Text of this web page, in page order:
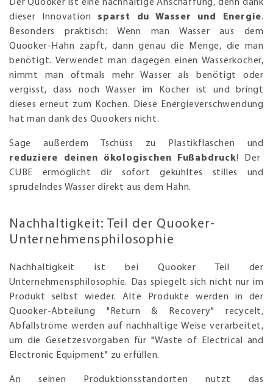
Der Quooker ist eine nachhaltige Anschaffung, denn dank
dieser Innovation sparst du Wasser und Energie.
Besonders praktisch: Wenn man Wasser aus dem
Quooker-Hahn zapft, dann genau die Menge, die man
benötigt. Verwendet man dagegen einen Wasserkocher,
nimmt man oftmals mehr Wasser als benötigt oder
vergisst, dass noch Wasser im Kocher ist und bringt
dieses erneut zum Kochen. Diese Energieverschwendung
hat man dank des Quookers nicht.
Sage außerdem Tschüss zu Plastikflaschen und
reduziere deinen ökologischen Fußabdruck! Der
CUBE ermöglicht dir sofort gekühltes stilles und
sprudelndes Wasser direkt aus dem Hahn.
Nachhaltigkeit: Teil der Quooker-
Unternehmensphilosophie
Nachhaltigkeit ist bei Quooker Teil der
Unternehmensphilosophie. Das spiegelt sich nicht nur im
Produkt selbst wieder. Alte Produkte werden in der
Quooker-Abteilung "Return & Recovery" recycelt,
Abfallströme werden auf nachhaltige Weise verarbeitet,
um die Gesetzesvorgaben für "Waste of Electrical and
Electronic Equipment" zu erfüllen.
An seinen Produktionsstandorten nutzt das